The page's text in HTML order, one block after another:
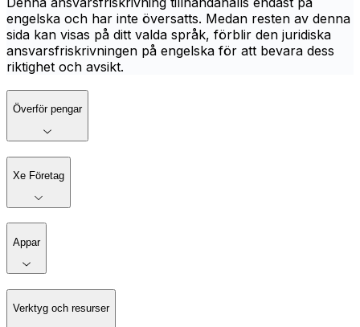
engelska och har inte översatts. Medan resten av denna
sida kan visas på ditt valda språk, förblir den juridiska
ansvarsfriskrivningen på engelska för att bevara dess
riktighet och avsikt.
Överför pengar
Xe Företag
Appar
Verktyg och resurser